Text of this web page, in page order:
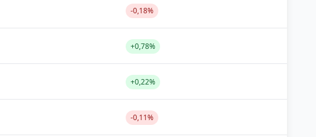
-0,18%
+0,78%
+0,22%
-0,11%